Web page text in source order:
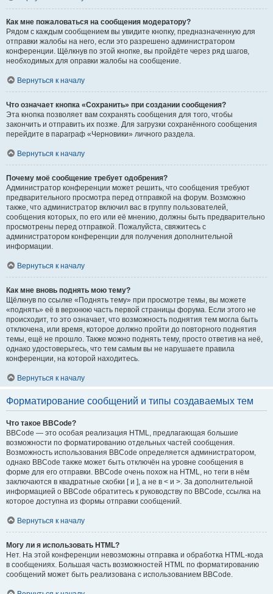
Как мне пожаловаться на сообщения модератору?
Рядом с каждым сообщением вы увидите кнопку, предназначенную для
отправки жалобы на него, если это разрешено администратором
конференции. Щёлкнув по этой кнопке, вы пройдёте через ряд шагов,
необходимых для оправки жалобы на сообщение.
Вернуться к началу
Что означает кнопка «Сохранить» при создании сообщения?
Эта кнопка позволяет вам сохранять сообщения для того, чтобы
закончить и отправить их позже. Для загрузки сохранённого сообщения
перейдите в параграф «Черновики» личного раздела.
Вернуться к началу
Почему моё сообщение требует одобрения?
Администратор конференции может решить, что сообщения требуют
предварительного просмотра перед отправкой на форум. Возможно
также, что администратор включил вас в группу пользователей,
сообщения которых, по его или её мнению, должны быть предварительно
просмотрены перед отправкой. Пожалуйста, свяжитесь с
администратором конференции для получения дополнительной
информации.
Вернуться к началу
Как мне вновь поднять мою тему?
Щёлкнув по ссылке «Поднять тему» при просмотре темы, вы можете
«поднять» её в верхнюю часть первой страницы форума. Если этого не
происходит, то это означает, что возможность поднятия тем могла быть
отключена, или время, которое должно пройти до повторного поднятия
темы, ещё не прошло. Также можно поднять тему, просто ответив на неё,
однако удостоверьтесь, что тем самым вы не нарушаете правила
конференции, на которой находитесь.
Вернуться к началу
Форматирование сообщений и типы создаваемых тем
Что такое BBCode?
BBCode — это особая реализация HTML, предлагающая большие
возможности по форматированию отдельных частей сообщения.
Возможность использования BBCode определяется администратором,
однако BBCode также может быть отключён на уровне сообщения в
форме для его отправки. BBCode очень похож на HTML, но теги в нём
заключаются в квадратные скобки [ и ], а не в < и >. За дополнительной
информацией о BBCode обратитесь к руководству по BBCode, ссылка на
которое доступна из формы отправки сообщений.
Вернуться к началу
Могу ли я использовать HTML?
Нет. На этой конференции невозможны отправка и обработка HTML-кода
в сообщениях. Большая часть возможностей HTML по форматированию
сообщений может быть реализована с использованием BBCode.